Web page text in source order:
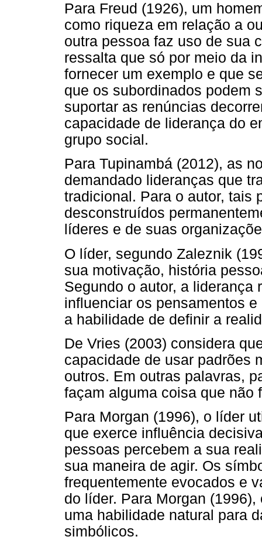
Para Freud (1926), um
como riqueza em relação a
outra pessoa faz uso de sua
ressalta que só por meio da
fornecer um exemplo e que
que os subordinados podem
suportar as renúncias
capacidade de liderança do
grupo social.
Para Tupinambá (2012), as
demandado lideranças que
tradicional. Para o autor, tais
desconstruídos
líderes e de suas
O líder, segundo Zaleznik
sua motivação, história
Segundo o autor, a liderança
influenciar os pensamentos
a habilidade de definir a
De Vries (2003) considera
capacidade de usar padrões
outros. Em outras palavras,
façam alguma coisa que não
Para Morgan (1996), o líder
que exerce influência
pessoas percebem a sua
sua maneira de agir. Os
frequentemente evocados e
do líder. Para Morgan
uma habilidade natural para
simbólicos.